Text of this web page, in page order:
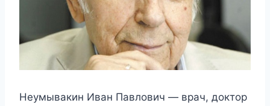
Неумывакин Иван Павлович — врач, доктор